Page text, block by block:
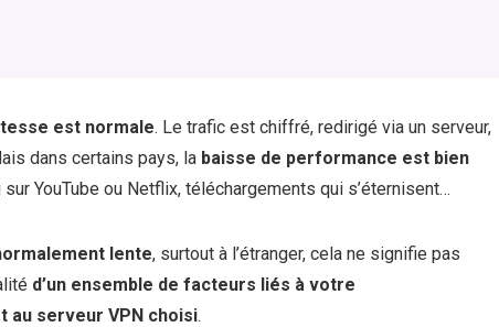
est normale. Le trafic est chiffré, redirigé via un serveur,
dans certains pays, la baisse de performance est bien
YouTube ou Netflix, téléchargements qui s’éternisent…
lente, surtout à l’étranger, cela ne signifie pas
d’un ensemble de facteurs liés à votre
au serveur VPN choisi.